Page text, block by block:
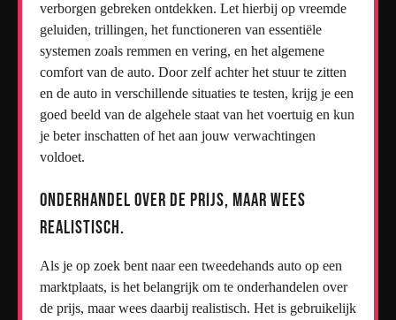
verborgen gebreken ontdekken. Let hierbij op vreemde
geluiden, trillingen, het functioneren van essentiële
systemen zoals remmen en vering, en het algemene
comfort van de auto. Door zelf achter het stuur te zitten
en de auto in verschillende situaties te testen, krijg je een
goed beeld van de algehele staat van het voertuig en kun
je beter inschatten of het aan jouw verwachtingen
voldoet.
Onderhandel over de prijs, maar wees
realistisch.
Als je op zoek bent naar een tweedehands auto op een
marktplaats, is het belangrijk om te onderhandelen over
de prijs, maar wees daarbij realistisch. Het is gebruikelijk